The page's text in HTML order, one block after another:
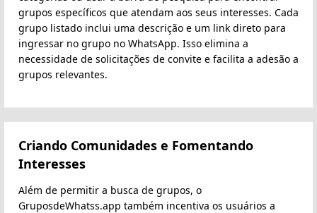
grupos específicos que atendam aos seus interesses. Cada
grupo listado inclui uma descrição e um link direto para
ingressar no grupo no WhatsApp. Isso elimina a
necessidade de solicitações de convite e facilita a adesão a
grupos relevantes.
Criando Comunidades e Fomentando
Interesses
Além de permitir a busca de grupos, o
GruposdeWhatss.app também incentiva os usuários a